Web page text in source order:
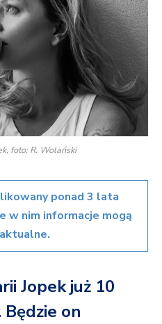
foto: R. Wolański
ponad 3 lata
w nim informacje mogą
Jopek już 10
on